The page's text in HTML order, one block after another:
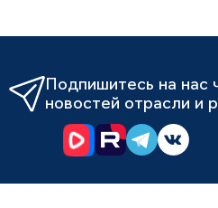
Подпишитесь на нас
новостей отрасли и